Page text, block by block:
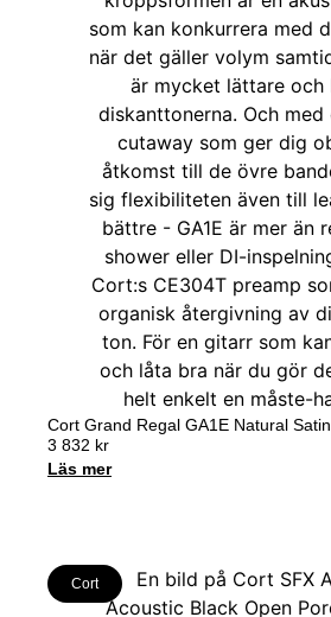
Cort Grand Regal GA1E Natural Satin
3 832 kr
Läs mer
Cort